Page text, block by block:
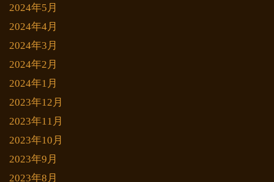
2024年5月
2024年4月
2024年3月
2024年2月
2024年1月
2023年12月
2023年11月
2023年10月
2023年9月
2023年8月